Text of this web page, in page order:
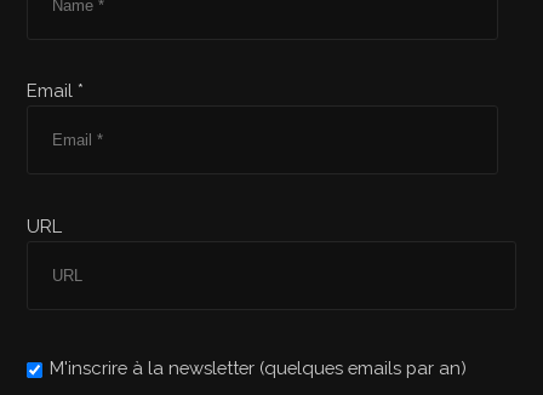
Email *
URL
M'inscrire à la newsletter (quelques emails par an)